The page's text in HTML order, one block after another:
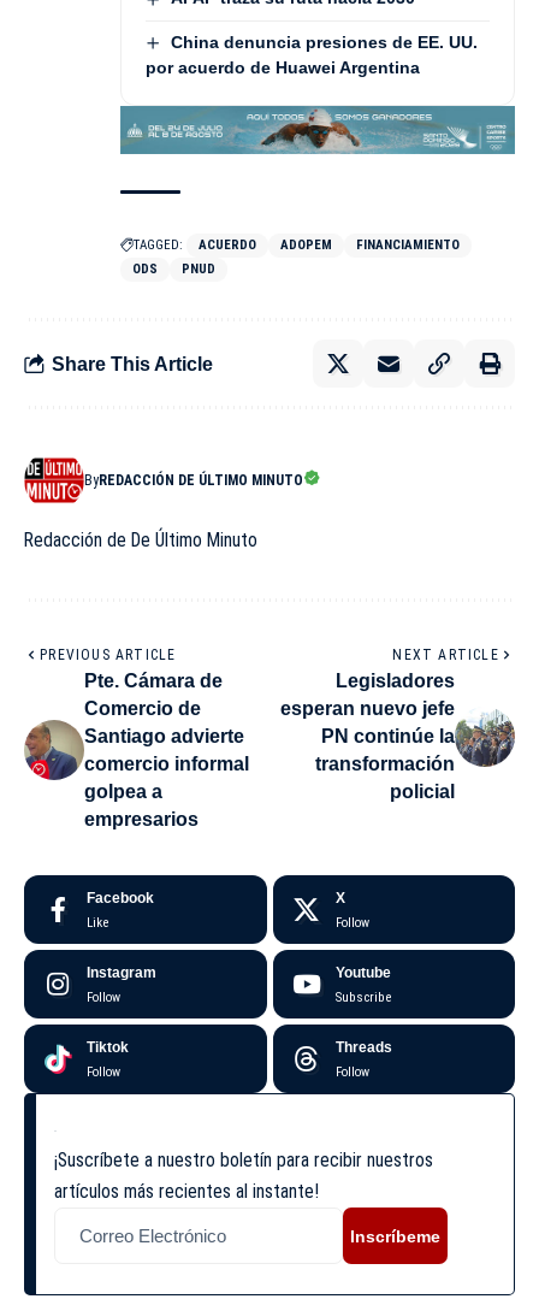
China denuncia presiones de EE. UU.
por acuerdo de Huawei Argentina
TAGGED: ACUERDO ADOPEM
FINANCIAMIENTO
ODS
PNUD
Share This Article
ByREDACCIÓN DE ÚLTIMO MINUTO
Redacción de De Último Minuto
PREVIOUS ARTICLE
Pte. Cámara de
Comercio de
Santiago advierte
comercio informal
golpea a
empresarios
NEXT ARTICLE
Legisladores
esperan nuevo jefe
PN continúe la
transformación
policial
Facebook
Like
X
Follow
Instagram
Follow
Youtube
Subscribe
Tiktok
Follow
Threads
Follow
¡Suscríbete a nuestro boletín para recibir nuestros
artículos más recientes al instante!
Inscríbeme